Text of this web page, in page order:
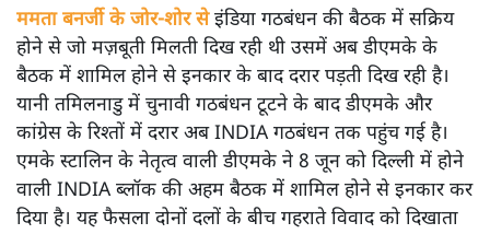
ममता बनर्जी के जोर-शोर सेइंडिया गठबंधन की बैठक में सक्रिय
होने से जो मज़बूती मिलती दिख रही थी उसमें अब डीएमके के
बैठक में शामिल होने से इनकार के बाद दरार पड़ती दिख रही है।
यानी तमिलनाडु में चुनावी गठबंधन टूटने के बाद डीएमके और
कांग्रेस के रिश्तों में दरार अब INDIA गठबंधन तक पहुंच गई है।
एमके स्टालिन के नेतृत्व वाली डीएमके ने 8 जून को दिल्ली में होने
वाली INDIA ब्लॉक की अहम बैठक में शामिल होने से इनकार कर
दिया है। यह फैसला दोनों दलों के बीच गहराते विवाद को दिखाता